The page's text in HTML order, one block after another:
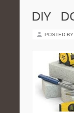
DIY –
POSTED BY